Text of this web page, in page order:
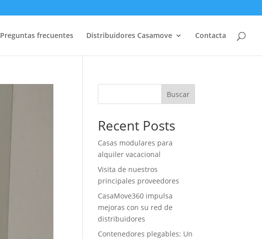
Preguntas frecuentes Distribuidores Casamove Contacta
Buscar
Recent Posts
Casas modulares para
alquiler vacacional
Visita de nuestros
principales proveedores
CasaMove360 impulsa
mejoras con su red de
distribuidores
Contenedores plegables: Un